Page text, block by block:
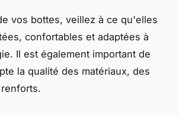
vos bottes, veillez à ce qu'elles
confortables et adaptées à
Il est également important de
la qualité des matériaux, des